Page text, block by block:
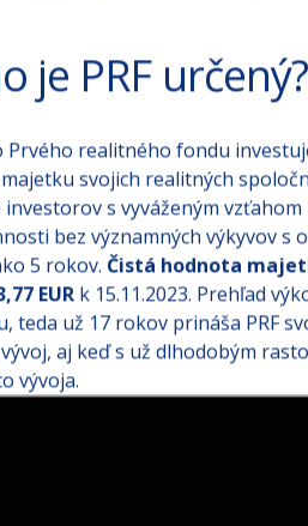
je PRF určený?
realitného fondu
svojich realitných
s vyváženým
bez významných výkyvov s
5 rokov.Čistá hodnota
EUR k 15.11.2023. Prehľad
teda už 17 rokov prináša PRF